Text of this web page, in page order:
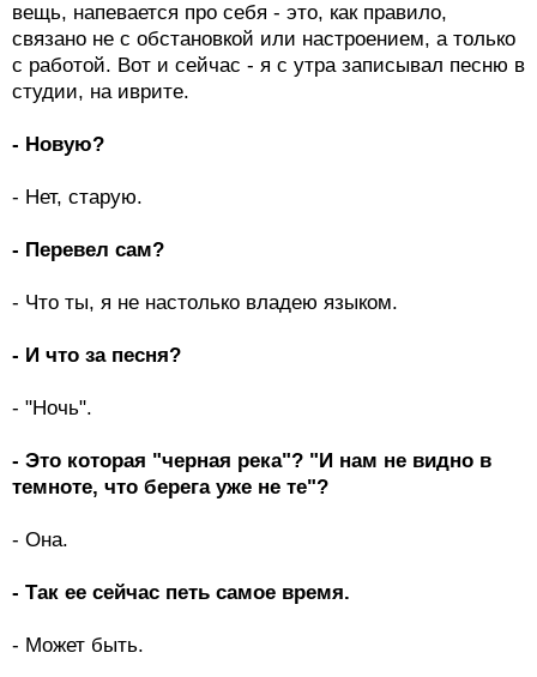
вещь, напевается про себя - это, как правило,
связано не с обстановкой или настроением, а только
с работой. Вот и сейчас - я с утра записывал песню в
студии, на иврите.
- Новую?
- Нет, старую.
- Перевел сам?
- Что ты, я не настолько владею языком.
- И что за песня?
- "Ночь".
- Это которая "черная река"? "И нам не видно в
темноте, что берега уже не те"?
- Она.
- Так ее сейчас петь самое время.
- Может быть.